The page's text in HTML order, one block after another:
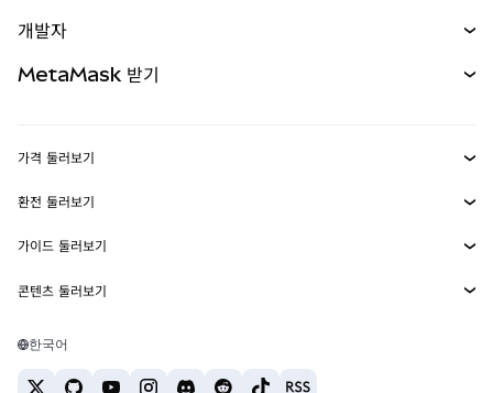
무기한 선물
실물자산
개발자
MetaMask Connect
Snaps
웹3 서비스
MetaMask 받기
보안
고객 지원
채용
가격 둘러보기
이더리움 가격
솔라나 가격
테더 가격
환전 둘러보기
ETH를 USD로 환전
USDT를 INR로 환전
BTC를 INR로 환전
ETH를 USDT로 환전
가이드 둘러보기
ETH 매수
콘텐츠 둘러보기
솔라나 지갑
한국어